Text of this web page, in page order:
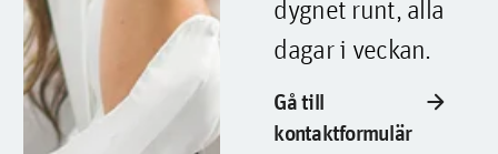
dygnet runt, alla
dagar i veckan.
Gå till
kontaktformulär
arrow_forward